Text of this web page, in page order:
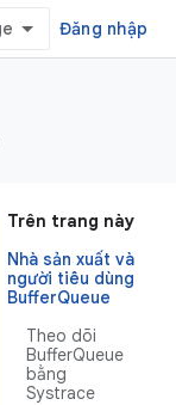
Đăng nhập
Trên trang này
Nhà sản xuất và
người tiêu dùng
BufferQueue
Theo dõi
BufferQueue
bằng
Systrace